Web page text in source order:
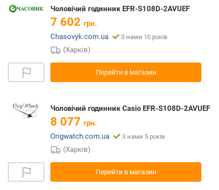
Чоловічий годинник EFR-S108D-2AVUEF
7 602 грн.
Chasovyk.com.ua
З нами 10 років
(Харків)
Перейти в магазин
Чоловічий годинник Casio EFR-S108D-2AVUEF
8 077 грн.
Origwatch.com.ua
З нами 5 років
(Харків)
Перейти в магазин